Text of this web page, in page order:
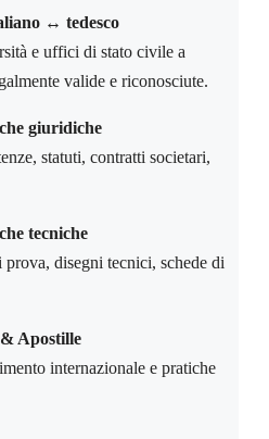
↔ tedesco
e uffici di stato civile a
valide e riconosciute.
giuridiche
statuti, contratti societari,
tecniche
disegni tecnici, schede di
Apostille
internazionale e pratiche